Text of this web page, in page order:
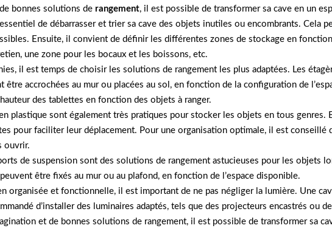
bonnes solutions de rangement, il est possible de transformer sa cave en un
de débarrasser et trier sa cave des objets inutiles ou encombrants. Cela
Ensuite, il convient de définir les différentes zones de stockage en
une zone pour les bocaux et les boissons, etc.
il est temps de choisir les solutions de rangement les plus adaptées. Les
être accrochées au mur ou placées au sol, en fonction de la configuration de
des tablettes en fonction des objets à ranger.
plastique sont également très pratiques pour stocker les objets en tous
pour faciliter leur déplacement. Pour une organisation optimale, il est conseillé
ouvrir.
de suspension sont des solutions de rangement astucieuses pour les objets
être fixés au mur ou au plafond, en fonction de l’espace disponible.
organisée et fonctionnelle, il est important de ne pas négliger la lumière. Une
d’installer des luminaires adaptés, tels que des projecteurs encastrés ou
et de bonnes solutions de rangement, il est possible de transformer sa